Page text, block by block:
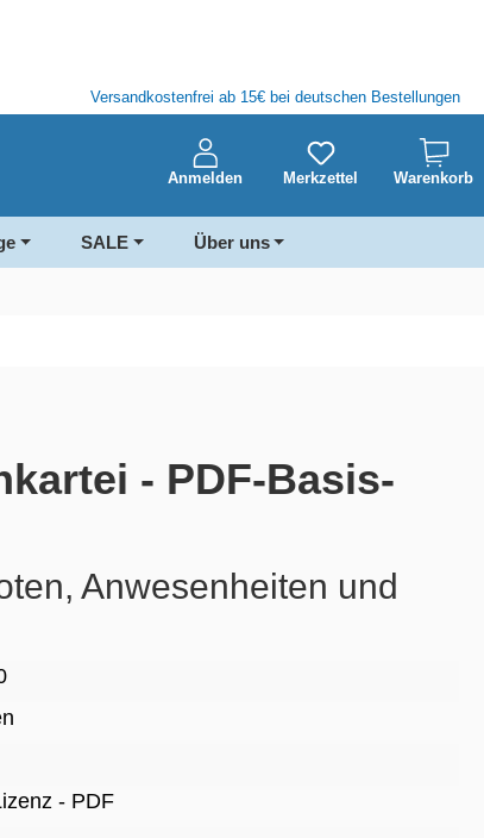
Versandkostenfrei ab 15€ bei deutschen Bestellungen
Anmelden Merkzettel Warenkorb
SALE Über uns
- PDF-Basis-
Anwesenheiten und
- PDF